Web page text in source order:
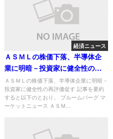
経済ニュース
ＡＳＭＬの株価下落、半導体企
業に明暗－投資家に健全性の再
評価促す
ＡＳＭＬの株価下落、半導体企業に明暗－
投資家に健全性の再評価促す 記事を要約
すると以下のとおり。 ブルームバーグ マ
ーケットニュース ＡＳＭ...